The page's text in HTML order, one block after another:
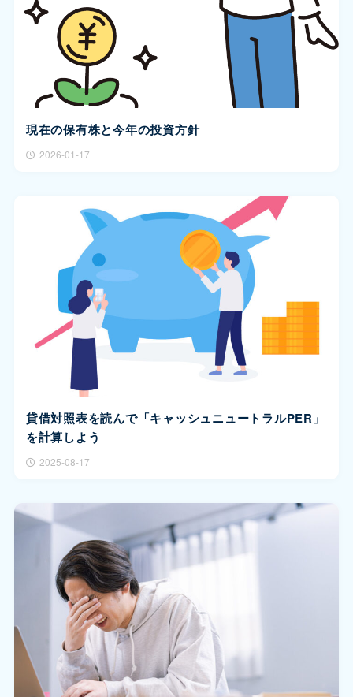
現在の保有株と今年の投資方針
2026-01-17
貸借対照表を読んで「キャッシュニュートラルPER」
を計算しよう
2025-08-17